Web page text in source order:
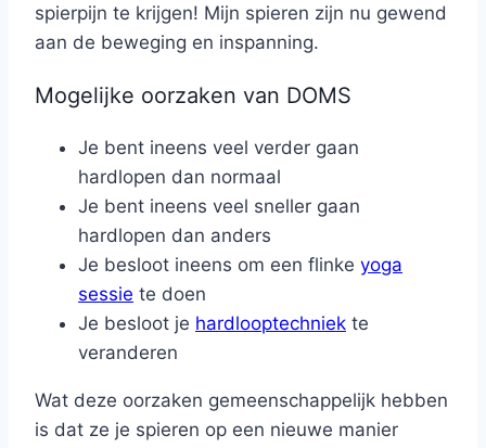
spierpijn te krijgen! Mijn spieren zijn nu gewend
aan de beweging en inspanning.
Mogelijke oorzaken van DOMS
Je bent ineens veel verder gaan
hardlopen dan normaal
Je bent ineens veel sneller gaan
hardlopen dan anders
Je besloot ineens om een flinke yoga
sessie te doen
Je besloot je hardlooptechniek te
veranderen
Wat deze oorzaken gemeenschappelijk hebben
is dat ze je spieren op een nieuwe manier